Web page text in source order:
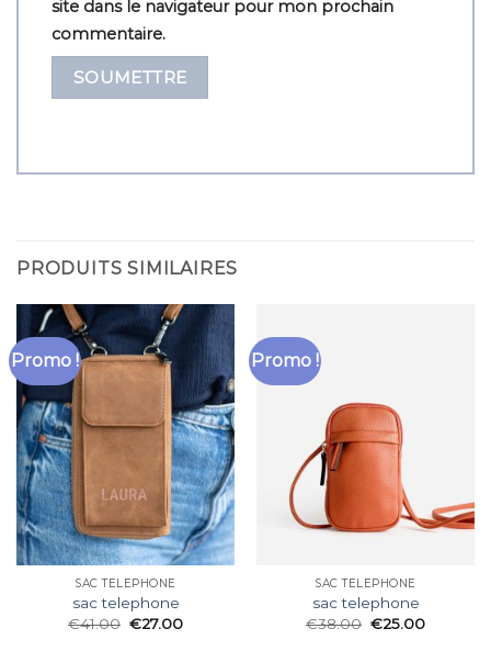
site dans le navigateur pour mon prochain
commentaire.
PRODUITS SIMILAIRES
Promo !
SAC TELEPHONE
sac telephone
€41.00 €27.00
Promo !
SAC TELEPHONE
sac telephone
€38.00 €25.00